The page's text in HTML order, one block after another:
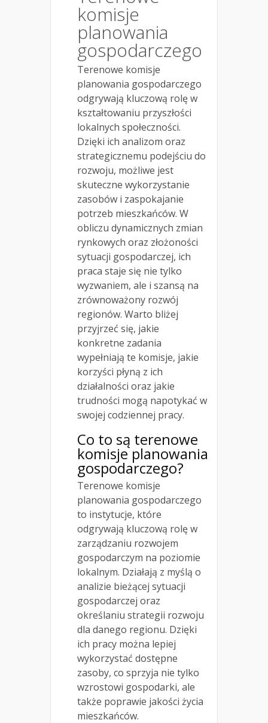
komisje
planowania
gospodarczego
Terenowe komisje
planowania gospodarczego
odgrywają kluczową rolę w
kształtowaniu przyszłości
lokalnych społeczności.
Dzięki ich analizom oraz
strategicznemu podejściu do
rozwoju, możliwe jest
skuteczne wykorzystanie
zasobów i zaspokajanie
potrzeb mieszkańców. W
obliczu dynamicznych zmian
rynkowych oraz złożoności
sytuacji gospodarczej, ich
praca staje się nie tylko
wyzwaniem, ale i szansą na
zrównoważony rozwój
regionów. Warto bliżej
przyjrzeć się, jakie
konkretne zadania
wypełniają te komisje, jakie
korzyści płyną z ich
działalności oraz jakie
trudności mogą napotykać w
swojej codziennej pracy.
Co to są terenowe
komisje planowania
gospodarczego?
Terenowe komisje
planowania gospodarczego
to instytucje, które
odgrywają kluczową rolę w
zarządzaniu rozwojem
gospodarczym na poziomie
lokalnym. Działają z myślą o
analizie bieżącej sytuacji
gospodarczej oraz
określaniu strategii rozwoju
dla danego regionu. Dzięki
ich pracy można lepiej
wykorzystać dostępne
zasoby, co sprzyja nie tylko
wzrostowi gospodarki, ale
także poprawie jakości życia
mieszkańców.